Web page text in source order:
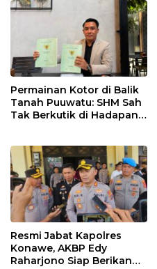
Permainan Kotor di Balik
Tanah Puuwatu: SHM Sah
Tak Berkutik di Hadapan
Resmi Jabat Kapolres
Konawe, AKBP Edy
Raharjono Siap Berikan